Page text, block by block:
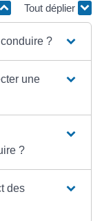
Tout déplier
?
une
?
des